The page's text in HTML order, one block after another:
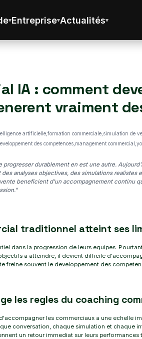
Entreprise Actualités
IA : comment
vraiment
artificielle,formation commerciale,simulation de
des competences,management
progresser durablement en est une autre.
analyses objectives, des simulations realistes
beneficient d'un accompagnement continu
traditionnel atteint ses
dans la progression de leurs equipes.
a atteindre, il devient difficile
freine souvent le developpement des
les regles du coaching
les commerciaux a une echelle
conversation, chaque simulation et chaque
un retour immediat sur leurs performances